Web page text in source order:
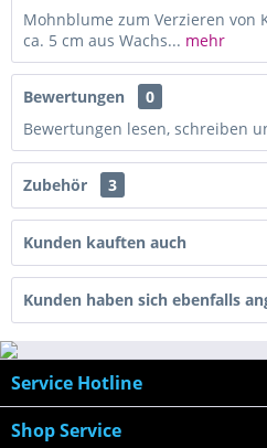
Mohnblume zum Verzieren von
ca. 5 cm aus Wachs... mehr
Bewertungen
0
Bewertungen lesen, schreiben
Zubehör 3
Kunden kauften auch
Kunden haben sich ebenfalls
Service Hotline
Shop Service